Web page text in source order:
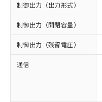
制御出力（出力形式）
制御出力（開閉容量）
制御出力（残留電圧）
通信